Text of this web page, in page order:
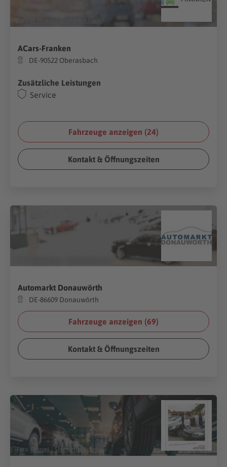
Shutterstock.com
ACars-Franken
DE-90522 Oberasbach
Zusätzliche Leistungen
Service
Fahrzeuge anzeigen (24)
Kontakt & Öffnungszeiten
Automarkt Donauwörth
DE-86609 Donauwörth
Fahrzeuge anzeigen (69)
Kontakt & Öffnungszeiten
(Foto: Fahroni / Shutterstock.com